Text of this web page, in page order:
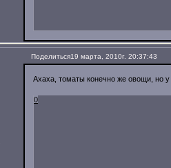
Поделиться19 марта, 2010г. 20:37:43
Ахаха, томаты конечно же овощи, но
0